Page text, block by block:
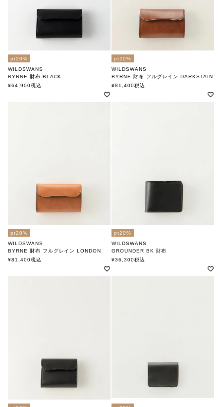
pt20%
WILDSWANS
BYRNE 財布 BLACK
ワイルドスワンズ
¥64,900税込
pt20%
WILDSWANS
BYRNE 財布 フルグレイン DARKSTAIN
ワイルドスワンズ
¥81,400税込
pt20%
WILDSWANS
BYRNE 財布 フルグレイン LONDON
ワイルドスワンズ
¥81,400税込
pt20%
WILDSWANS
GROUNDER BK 財布
ワイルドスワンズ
¥36,300税込